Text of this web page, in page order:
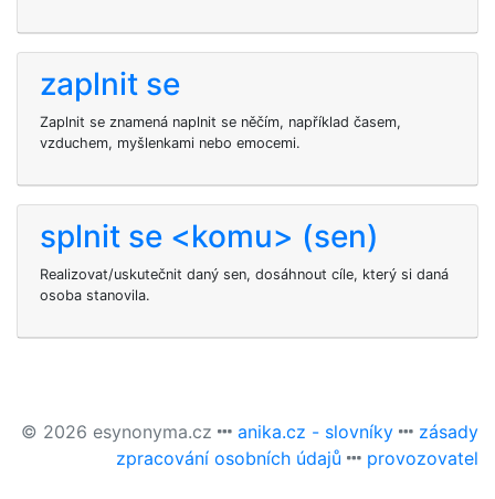
zaplnit se
Zaplnit se znamená naplnit se něčím, například časem,
vzduchem, myšlenkami nebo emocemi.
splnit se <komu> (sen)
Realizovat/uskutečnit daný sen, dosáhnout cíle, který si daná
osoba stanovila.
© 2026 esynonyma.cz anika.cz - slovníky
zásady
zpracování osobních údajů
provozovatel